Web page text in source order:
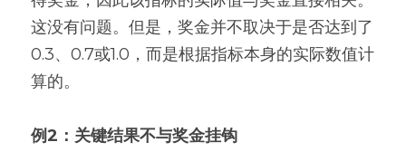
这没有问题。但是，奖金并不取决于是否达到了
0.3、0.7或1.0，而是根据指标本身的实际数值计
算的。
例2：关键结果不与奖金挂钩